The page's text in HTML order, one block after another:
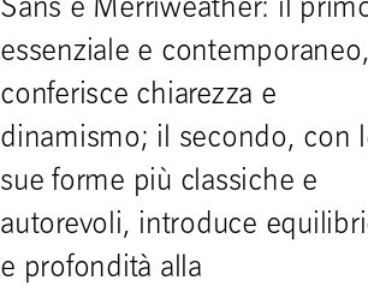
Sans e Merriweather: il
essenziale e contemporaneo,
conferisce chiarezza e
dinamismo; il secondo, con
sue forme più classiche e
autorevoli, introduce
e profondità alla